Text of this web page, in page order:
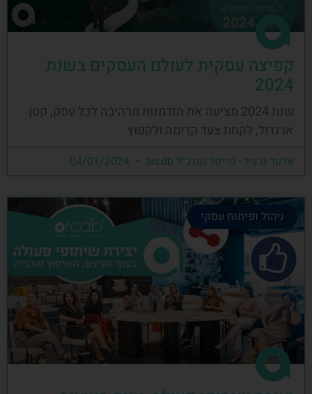
קפיצה עסקית לעולם העסקים בשנת
2024
שנת 2024 מציעה את הזדמנות מרהיבה לכל עסק, קטן
או גדול, לקחת צעד קדימה ולקפוץ
אלעד גרגיר - מייסד ומנכ"ל arcdb
ניהול ופיתוח עסקי